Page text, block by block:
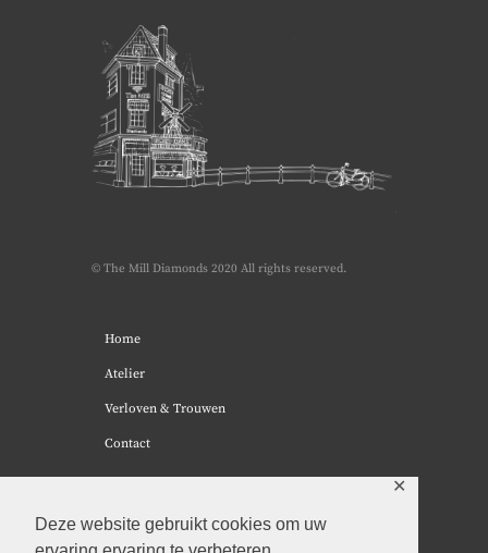
Deze website gebruikt cookies om uw
✕
© The Mill Diamonds 2020 All rights reserved.
Home
Atelier
Verloven & Trouwen
Contact